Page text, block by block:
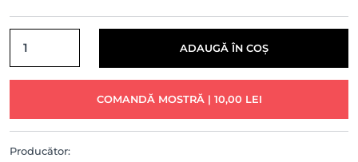
ADAUGĂ ÎN COȘ
COMANDĂ MOSTRĂ | 10,00 LEI
Producător: